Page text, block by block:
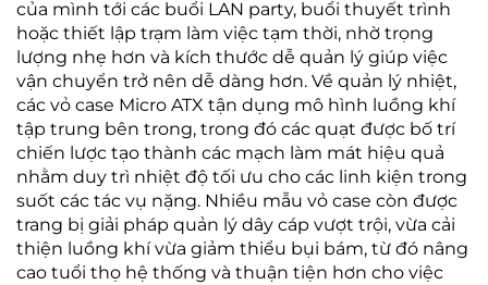
của mình tới các buổi LAN party, buổi thuyết trình
hoặc thiết lập trạm làm việc tạm thời, nhờ trọng
lượng nhẹ hơn và kích thước dễ quản lý giúp việc
vận chuyển trở nên dễ dàng hơn. Về quản lý nhiệt,
các vỏ case Micro ATX tận dụng mô hình luồng khí
tập trung bên trong, trong đó các quạt được bố trí
chiến lược tạo thành các mạch làm mát hiệu quả
nhằm duy trì nhiệt độ tối ưu cho các linh kiện trong
suốt các tác vụ nặng. Nhiều mẫu vỏ case còn được
trang bị giải pháp quản lý dây cáp vượt trội, vừa cải
thiện luồng khí vừa giảm thiểu bụi bám, từ đó nâng
cao tuổi thọ hệ thống và thuận tiện hơn cho việc